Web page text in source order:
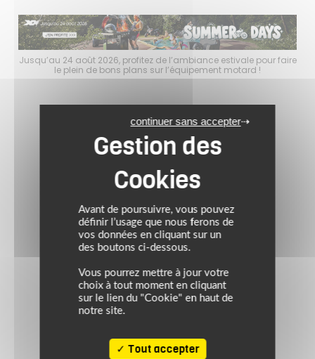
Jusqu’au 24 août 2026, profitez de l’ambiance estivale pour faire
le plein de bons plans sur l’équipement motard !
Avant de poursuivre, vous pouvez
définir l’usage que nous ferons de
vos données en cliquant sur un
des boutons ci-dessous.
Vous pourrez mettre à jour votre
choix à tout moment en cliquant
sur le lien du "Cookie" en haut de
notre site.
Tout accepter
continuer sans accepter